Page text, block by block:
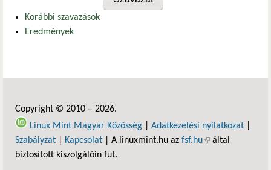
Korábbi szavazások
Eredmények
Copyright © 2010 – 2026.
Linux Mint Magyar Közösség
Adatkezelési nyilatkozat
Szabályzat
Kapcsolat | A linuxmint.hu az fsf.hu(külső hivatkozás)
által
biztosított kiszolgálóin fut.